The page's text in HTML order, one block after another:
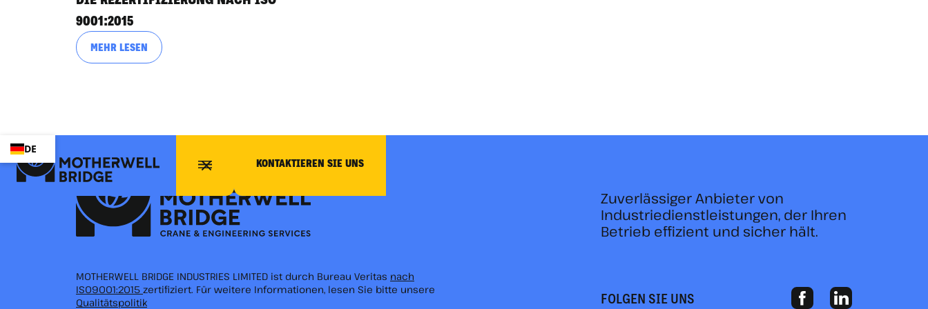
9001:2015
MEHR LESEN
KONTAKTIEREN SIE UNS
DE
MOTHERWELL BRIDGE INDUSTRIES LIMITED ist durch Bureau Veritas nach
ISO9001:2015 zertifiziert. Für weitere Informationen, lesen Sie bitte unsere
Qualitätspolitik
Zuverlässiger Anbieter von
Industriedienstleistungen, der Ihren
Betrieb effizient und sicher hält.
FOLGEN SIE UNS